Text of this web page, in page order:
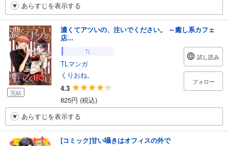
あらすじを表示する
完結
濃くてアツいの、注いでください。 ～癒し系カフェ
店...
TL
TLマンガ
くりおね。
4.3
825円 (税込)
試し読み
フォロー
あらすじを表示する
[コミック]甘い囁きはオフィスの外で